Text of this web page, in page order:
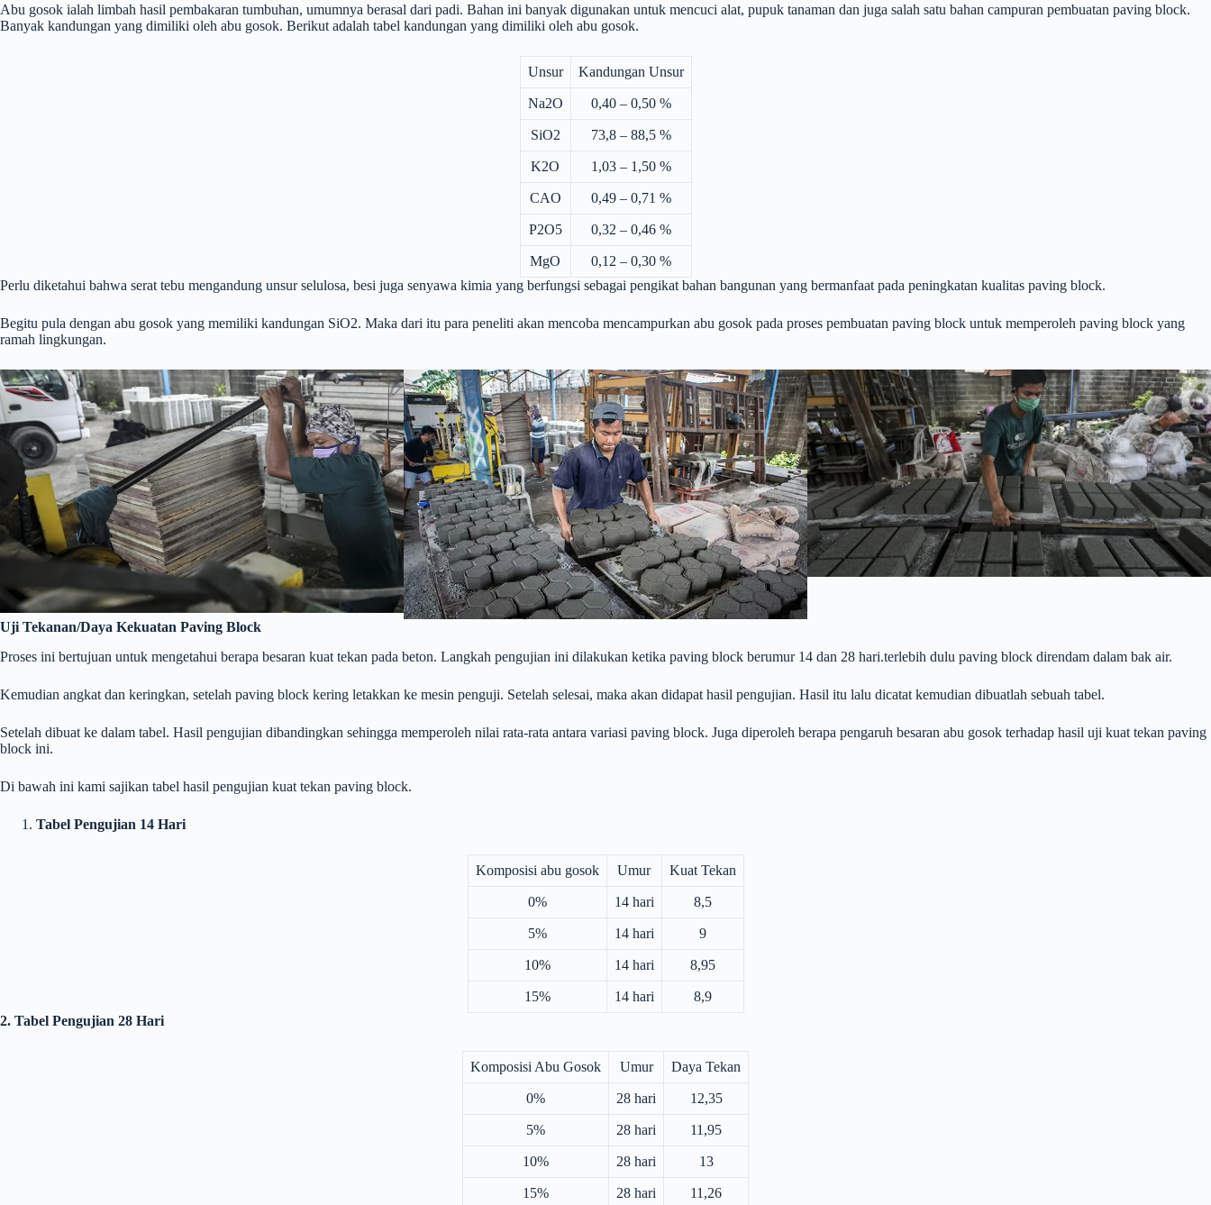
Abu gosok ialah limbah hasil pembakaran tumbuhan, umumnya berasal dari padi. Bahan ini banyak digunakan untuk mencuci alat, pupuk tanaman dan juga salah satu bahan campuran pembuatan paving block.
Banyak kandungan yang dimiliki oleh abu gosok. Berikut adalah tabel kandungan yang dimiliki oleh abu gosok.
Unsur Kandungan Unsur
Na2O 0,40 – 0,50 %
SiO2 73,8 – 88,5 %
K2O 1,03 – 1,50 %
CAO 0,49 – 0,71 %
P2O5 0,32 – 0,46 %
MgO
0,12 – 0,30 %
Perlu diketahui bahwa serat tebu mengandung unsur selulosa, besi juga senyawa kimia yang berfungsi sebagai pengikat bahan bangunan yang bermanfaat pada peningkatan kualitas paving block.
Begitu pula dengan abu gosok yang memiliki kandungan SiO2. Maka dari itu para peneliti akan mencoba mencampurkan abu gosok pada proses pembuatan paving block untuk memperoleh paving block yang
ramah lingkungan.
Uji Tekanan/Daya Kekuatan Paving Block
Proses ini bertujuan untuk mengetahui berapa besaran kuat tekan pada beton. Langkah pengujian ini dilakukan ketika paving block berumur 14 dan 28 hari.terlebih dulu paving block direndam dalam bak air.
Kemudian angkat dan keringkan, setelah paving block kering letakkan ke mesin penguji. Setelah selesai, maka akan didapat hasil pengujian. Hasil itu lalu dicatat kemudian dibuatlah sebuah tabel.
Setelah dibuat ke dalam tabel. Hasil pengujian dibandingkan sehingga memperoleh nilai rata-rata antara variasi paving block. Juga diperoleh berapa pengaruh besaran abu gosok terhadap hasil uji kuat tekan paving
block ini.
Di bawah ini kami sajikan tabel hasil pengujian kuat tekan paving block.
Tabel Pengujian 14 Hari
Komposisi abu gosok Umur Kuat Tekan
0% 14 hari 8,5
5% 14 hari 9
10% 14 hari 8,95
15% 14 hari
8,9
2. Tabel Pengujian 28 Hari
Komposisi Abu Gosok Umur Daya Tekan
0% 28 hari 12,35
5% 28 hari 11,95
10% 28 hari 13
15% 28 hari 11,26